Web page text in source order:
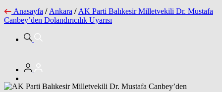
Anasayfa / Ankara / AK Parti Balıkesir Milletvekili Dr. Mustafa
Canbey’den Dolandırıcılık Uyarısı